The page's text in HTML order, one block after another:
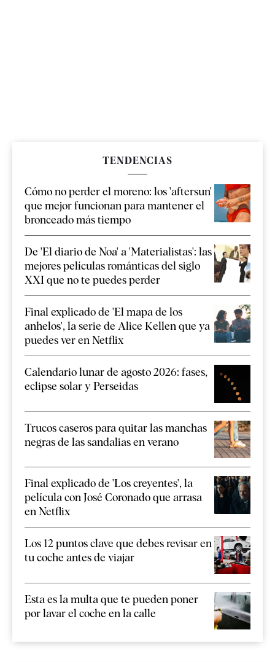
TENDENCIAS
Cómo no perder el moreno: los 'aftersun'
que mejor funcionan para mantener el
bronceado más tiempo
De 'El diario de Noa' a 'Materialistas': las
mejores películas románticas del siglo
XXI que no te puedes perder
Final explicado de 'El mapa de los
anhelos', la serie de Alice Kellen que ya
puedes ver en Netflix
Calendario lunar de agosto 2026: fases,
eclipse solar y Perseidas
Trucos caseros para quitar las manchas
negras de las sandalias en verano
Final explicado de 'Los creyentes', la
película con José Coronado que arrasa
en Netflix
Los 12 puntos clave que debes revisar en
tu coche antes de viajar
Esta es la multa que te pueden poner
por lavar el coche en la calle